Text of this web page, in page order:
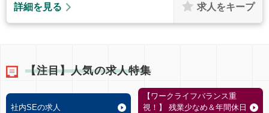
詳細を見る 求人をキープ
【注目】人気の求人特集
社内SEの求人
【ワークライフバランス重
視！】 残業少なめ＆年間休日